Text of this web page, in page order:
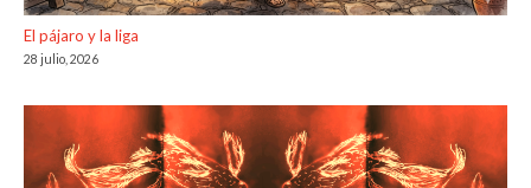
El pájaro y la liga
28 julio, 2026